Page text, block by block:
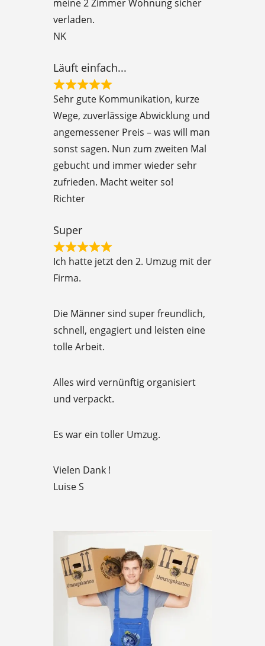
5
o
o
meine 2 Zimmer Wohnung sicher
verladen.
NK
Läuft einfach...
R
d
5
t
o
f
Sehr gute Kommunikation, kurze
Wege, zuverlässige Abwicklung und
angemessener Preis – was will man
sonst sagen. Nun zum zweiten Mal
gebucht und immer wieder sehr
zufrieden. Macht weiter so!
Richter
Super
R
d
5
o
t
o
5
Ich hatte jetzt den 2. Umzug mit der
Firma.
Die Männer sind super freundlich,
schnell, engagiert und leisten eine
tolle Arbeit.
Alles wird vernünftig organisiert
und verpackt.
Es war ein toller Umzug.
Vielen Dank !
Luise S